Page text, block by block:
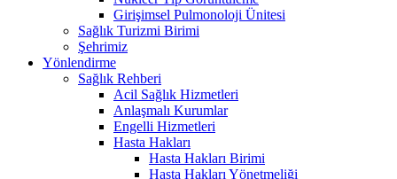
Girişimsel Pulmonoloji Ünitesi
Sağlık Turizmi Birimi
Şehrimiz
Yönlendirme
Sağlık Rehberi
Acil Sağlık Hizmetleri
Anlaşmalı Kurumlar
Engelli Hizmetleri
Hasta Hakları
Hasta Hakları Birimi
Hasta Hakları Yönetmeliği